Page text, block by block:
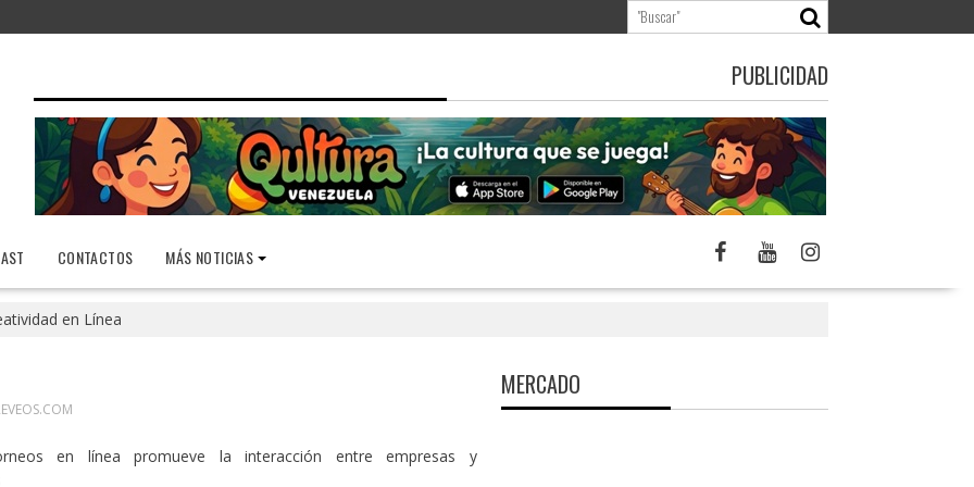
PUBLICIDAD
CONTACTOS MÁS NOTICIAS
en Línea
en línea promueve la interacción entre empresas y
MERCADO